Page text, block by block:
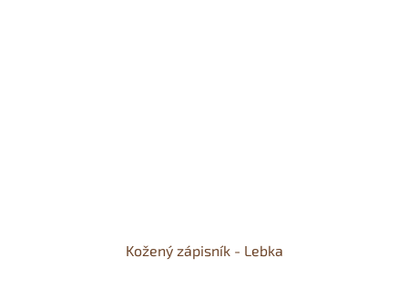
Kožený zápisník - Lebka